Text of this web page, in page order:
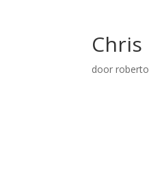
Chris
doorroberto